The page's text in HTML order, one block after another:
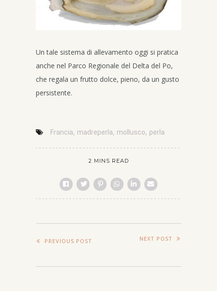
Un tale sistema di allevamento oggi si pratica
anche nel Parco Regionale del Delta del Po,
che regala un frutto dolce, pieno, da un gusto
persistente.
Francia, madreperla, mollusco, perla
2 MINS READ
PREVIOUS POST NEXT POST